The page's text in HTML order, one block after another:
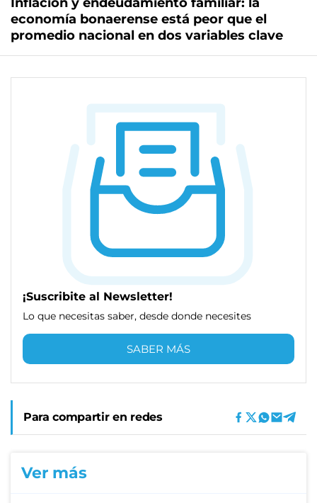
economía bonaerense está peor que el
promedio nacional en dos variables clave
¡Suscribite al Newsletter!
Lo que necesitas saber, desde donde necesites
SABER MÁS
Para compartir en redes
Ver más